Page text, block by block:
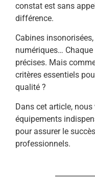
constat est sans
différence.
Cabines
numériques…
précises. Mais
critères essentiels
qualité ?
Dans cet article,
équipements
pour assurer le
professionnels.